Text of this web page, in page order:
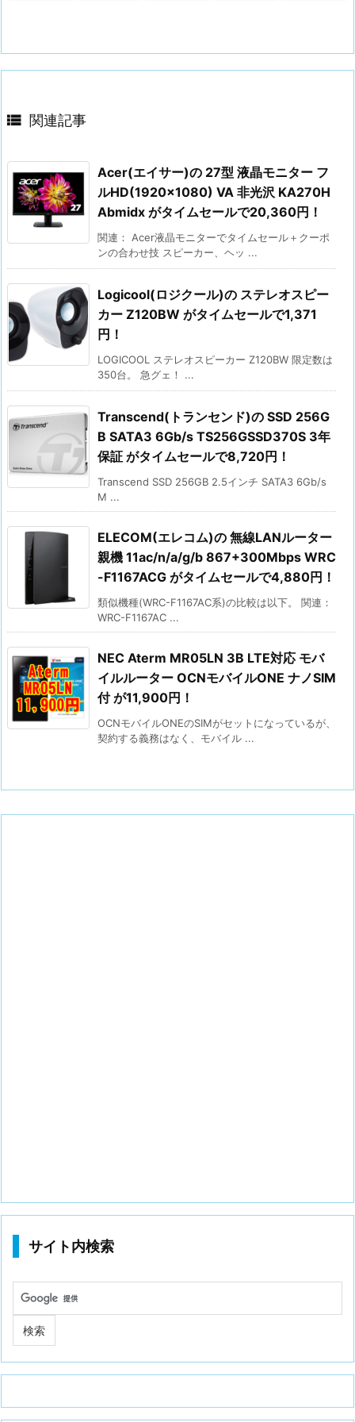
 関連記事
Acer(エイサー)の 27型 液晶モニター フ
ルHD(1920×1080) VA 非光沢 KA270H
Abmidx がタイムセールで20,360円！
関連： Acer液晶モニターでタイムセール＋クーポ
ンの合わせ技 スピーカー、ヘッ ...
Logicool(ロジクール)の ステレオスピー
カー Z120BW がタイムセールで1,371
円！
LOGICOOL ステレオスピーカー Z120BW 限定数は
350台。 急グェ！ ...
Transcend(トランセンド)の SSD 256G
B SATA3 6Gb/s TS256GSSD370S 3年
保証 がタイムセールで8,720円！
Transcend SSD 256GB 2.5インチ SATA3 6Gb/s
M ...
ELECOM(エレコム)の 無線LANルーター
親機 11ac/n/a/g/b 867+300Mbps WRC
-F1167ACG がタイムセールで4,880円！
類似機種(WRC-F1167AC系)の比較は以下。 関連：
WRC-F1167AC ...
NEC Aterm MR05LN 3B LTE対応 モバ
イルルーター OCNモバイルONE ナノSIM
付 が11,900円！
OCNモバイルONEのSIMがセットになっているが、
契約する義務はなく、モバイル ...
サイト内検索